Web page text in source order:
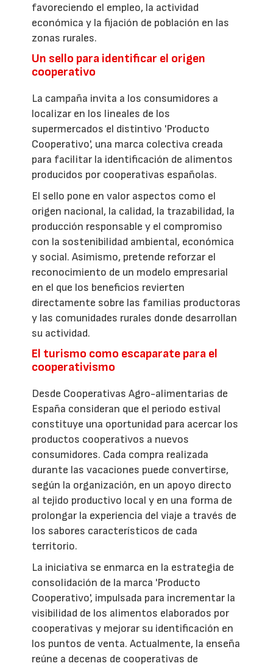
favoreciendo el empleo, la actividad
económica y la fijación de población en las
zonas rurales.
Un sello para identificar el origen
cooperativo
La campaña invita a los consumidores a
localizar en los lineales de los
supermercados el distintivo 'Producto
Cooperativo', una marca colectiva creada
para facilitar la identificación de alimentos
producidos por cooperativas españolas.
El sello pone en valor aspectos como el
origen nacional, la calidad, la trazabilidad, la
producción responsable y el compromiso
con la sostenibilidad ambiental, económica
y social. Asimismo, pretende reforzar el
reconocimiento de un modelo empresarial
en el que los beneficios revierten
directamente sobre las familias productoras
y las comunidades rurales donde desarrollan
su actividad.
El turismo como escaparate para el
cooperativismo
Desde Cooperativas Agro-alimentarias de
España consideran que el periodo estival
constituye una oportunidad para acercar los
productos cooperativos a nuevos
consumidores. Cada compra realizada
durante las vacaciones puede convertirse,
según la organización, en un apoyo directo
al tejido productivo local y en una forma de
prolongar la experiencia del viaje a través de
los sabores característicos de cada
territorio.
La iniciativa se enmarca en la estrategia de
consolidación de la marca 'Producto
Cooperativo', impulsada para incrementar la
visibilidad de los alimentos elaborados por
cooperativas y mejorar su identificación en
los puntos de venta. Actualmente, la enseña
reúne a decenas de cooperativas de